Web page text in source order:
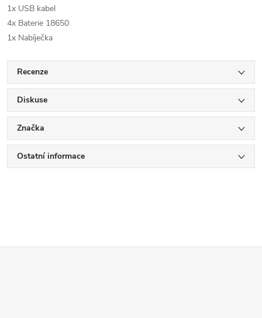
1x USB kabel
4x Baterie 18650
1x Nabíječka
Recenze
Diskuse
Značka
Ostatní informace